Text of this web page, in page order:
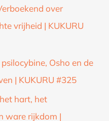
over
vrijheid | KUKURU
Osho en de
| KUKURU #325
hart, het
ware rijkdom |